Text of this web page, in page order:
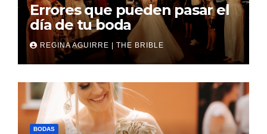
Errores que pueden pasar el
día de tu boda
REGINA AGUIRRE | THE BRIBLE
BODAS